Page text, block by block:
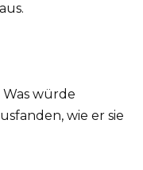
würde
wie er sie